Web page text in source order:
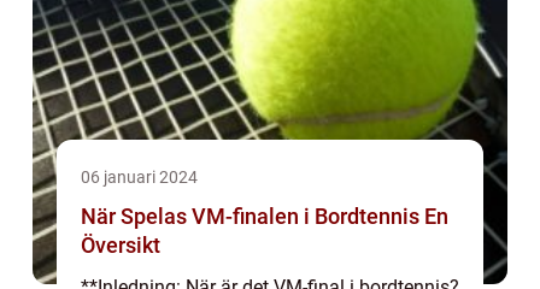
06 januari 2024
När Spelas VM-finalen i Bordtennis En
Översikt